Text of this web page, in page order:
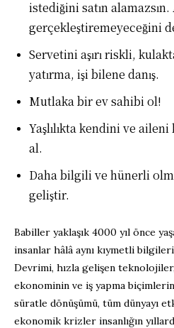
istediğini satın
gerçekleştiremeyeceğini
Servetini aşırı riskli,
yatırma, işi bilene danış.
Mutlaka bir ev sahibi ol!
Yaşlılıkta kendini ve
al.
Daha bilgili ve hünerli
geliştir.
Babiller yaklaşık 4000 yıl önce
insanlar hâlâ aynı kıymetli
Devrimi, hızla gelişen
ekonominin ve iş yapma
süratle dönüşümü, tüm dünyayı
ekonomik krizler insanlığın